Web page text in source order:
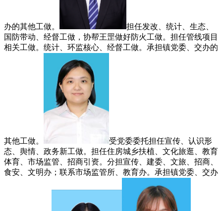
办的其他工做。
担任发改、统计、生态、
国防带动、经督工做，协帮王罡做好防火工做。担任管线项目
相关工做。统计、环监核心、经督工做。承担镇党委、交办的
其他工做。
受党委委托担任宣传、认识形
态、舆情、政务新工做。担任住房城乡扶植、文化旅逛、教育
体育、市场监管、招商引资。分担宣传、建委、文旅、招商、
食安、文明办；联系市场监管所、教育办。承担镇党委、交办